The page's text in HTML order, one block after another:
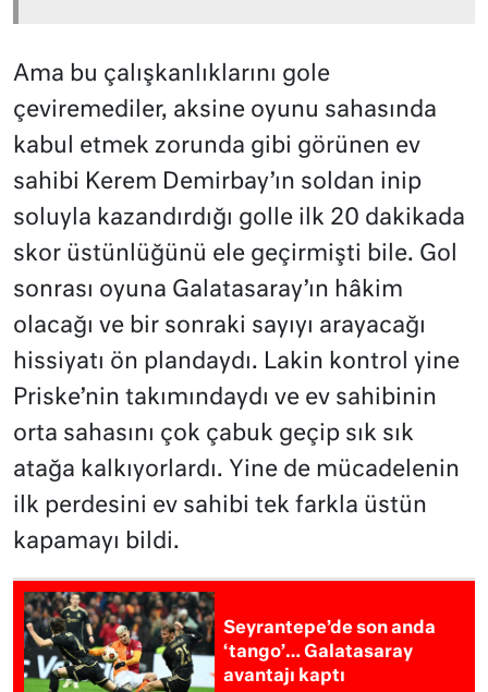
Ama bu çalışkanlıklarını gole
çeviremediler, aksine oyunu sahasında
kabul etmek zorunda gibi görünen ev
sahibi Kerem Demirbay’ın soldan inip
soluyla kazandırdığı golle ilk 20 dakikada
skor üstünlüğünü ele geçirmişti bile. Gol
sonrası oyuna Galatasaray’ın hâkim
olacağı ve bir sonraki sayıyı arayacağı
hissiyatı ön plandaydı. Lakin kontrol yine
Priske’nin takımındaydı ve ev sahibinin
orta sahasını çok çabuk geçip sık sık
atağa kalkıyorlardı. Yine de mücadelenin
ilk perdesini ev sahibi tek farkla üstün
kapamayı bildi.
Seyrantepe’de son anda
‘tango’… Galatasaray
avantajı kaptı